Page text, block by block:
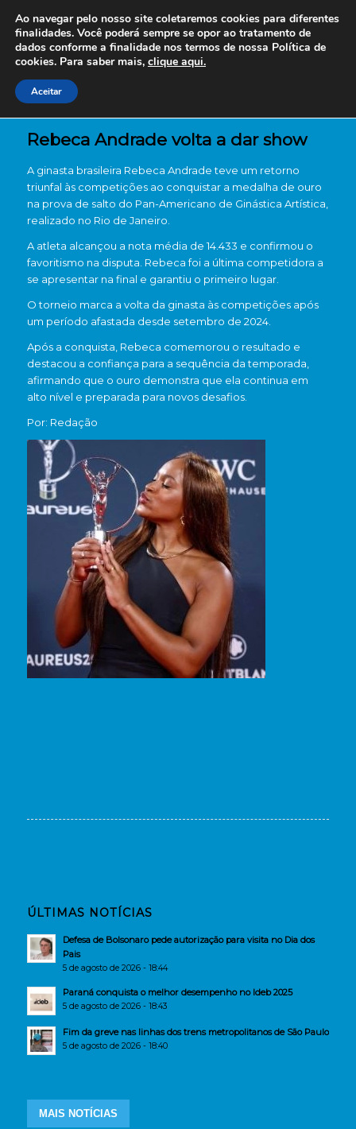
Rebeca Andrade volta a dar show
A ginasta brasileira Rebeca Andrade teve um retorno
triunfal às competições ao conquistar a medalha de ouro
na prova de salto do Pan-Americano de Ginástica Artística,
realizado no Rio de Janeiro.
A atleta alcançou a nota média de 14.433 e confirmou o
favoritismo na disputa. Rebeca foi a última competidora a
se apresentar na final e garantiu o primeiro lugar.
O torneio marca a volta da ginasta às competições após
um período afastada desde setembro de 2024.
Após a conquista, Rebeca comemorou o resultado e
destacou a confiança para a sequência da temporada,
afirmando que o ouro demonstra que ela continua em
alto nível e preparada para novos desafios.
Por: Redação
ÚLTIMAS NOTÍCIAS
Defesa de Bolsonaro pede autorização para visita no Dia dos
Pais
5 de agosto de 2026 - 18:44
Paraná conquista o melhor desempenho no Ideb 2025
5 de agosto de 2026 - 18:43
Fim da greve nas linhas dos trens metropolitanos de São Paulo
5 de agosto de 2026 - 18:40
MAIS NOTÍCIAS
Ao navegar pelo nosso site coletaremos cookies para diferentes
finalidades. Você poderá sempre se opor ao tratamento de
dados conforme a finalidade nos termos de nossa Política de
cookies. Para saber mais, clique aqui.
Aceitar